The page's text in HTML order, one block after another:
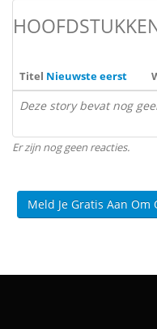
Titel Nieuwste eerst
Deze story bevat nog
Er zijn nog geen reacties.
Meld Je Gratis Aan Om